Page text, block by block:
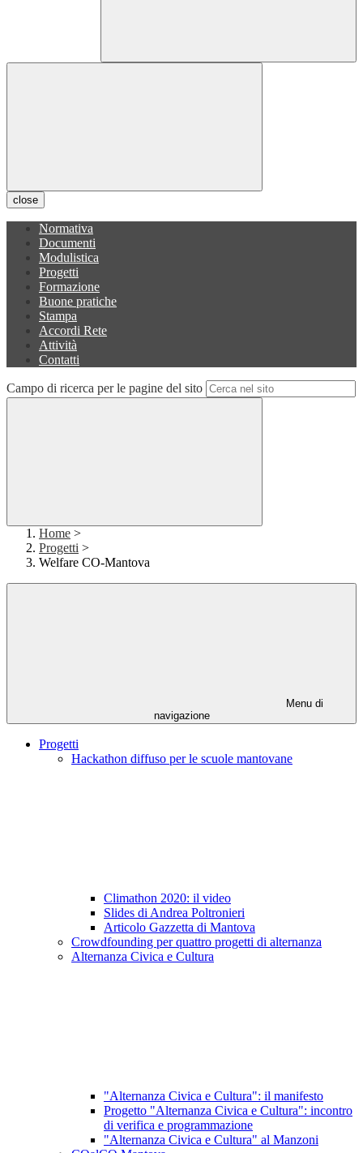
close
Normativa
Documenti
Modulistica
Progetti
Formazione
Buone pratiche
Stampa
Accordi Rete
Attività
Contatti
Campo di ricerca per le pagine del sito
Home >
Progetti >
Welfare CO-Mantova
Menu di
navigazione
Progetti
Hackathon diffuso per le scuole mantovane
Climathon 2020: il video
Slides di Andrea Poltronieri
Articolo Gazzetta di Mantova
Crowdfounding per quattro progetti di alternanza
Alternanza Civica e Cultura
"Alternanza Civica e Cultura": il manifesto
Progetto "Alternanza Civica e Cultura": incontro
di verifica e programmazione
"Alternanza Civica e Cultura" al Manzoni